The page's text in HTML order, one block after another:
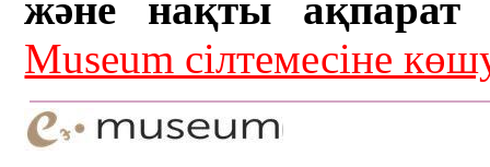
Museum сілтемесіне